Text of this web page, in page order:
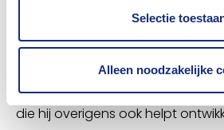
Selectie
Alleen noodzakelijke
En wat is nou precies de
actuaris?
“Een actuaris maakt gebruik van
die hij overigens ook helpt